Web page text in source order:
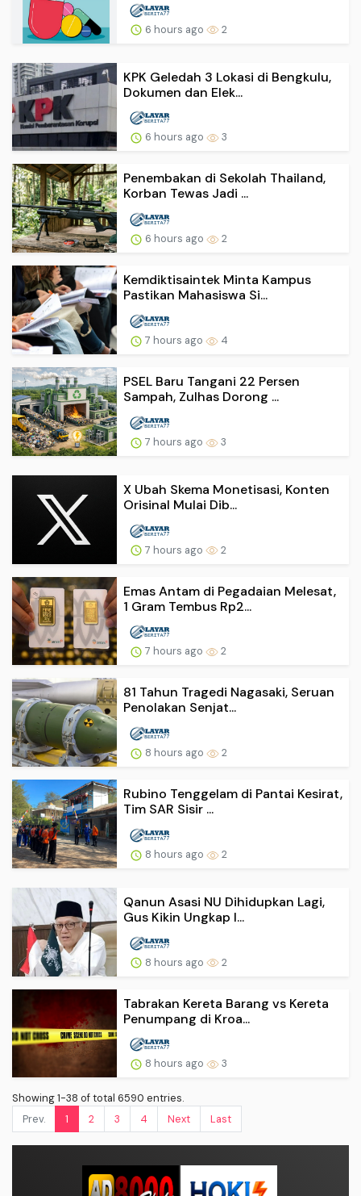
6 hours ago 2
KPK Geledah 3 Lokasi di Bengkulu,
Dokumen dan Elek...
6 hours ago 3
Penembakan di Sekolah Thailand,
Korban Tewas Jadi ...
6 hours ago 2
Kemdiktisaintek Minta Kampus
Pastikan Mahasiswa Si...
7 hours ago 4
PSEL Baru Tangani 22 Persen
Sampah, Zulhas Dorong ...
7 hours ago 3
X Ubah Skema Monetisasi, Konten
Orisinal Mulai Dib...
7 hours ago 2
Emas Antam di Pegadaian Melesat,
1 Gram Tembus Rp2...
7 hours ago 2
81 Tahun Tragedi Nagasaki, Seruan
Penolakan Senjat...
8 hours ago 2
Rubino Tenggelam di Pantai Kesirat,
Tim SAR Sisir ...
8 hours ago 2
Qanun Asasi NU Dihidupkan Lagi,
Gus Kikin Ungkap I...
8 hours ago 2
Tabrakan Kereta Barang vs Kereta
Penumpang di Kroa...
8 hours ago 3
Showing 1-38 of total 6590 entries.
Prev.
1 2 3 4 Next Last